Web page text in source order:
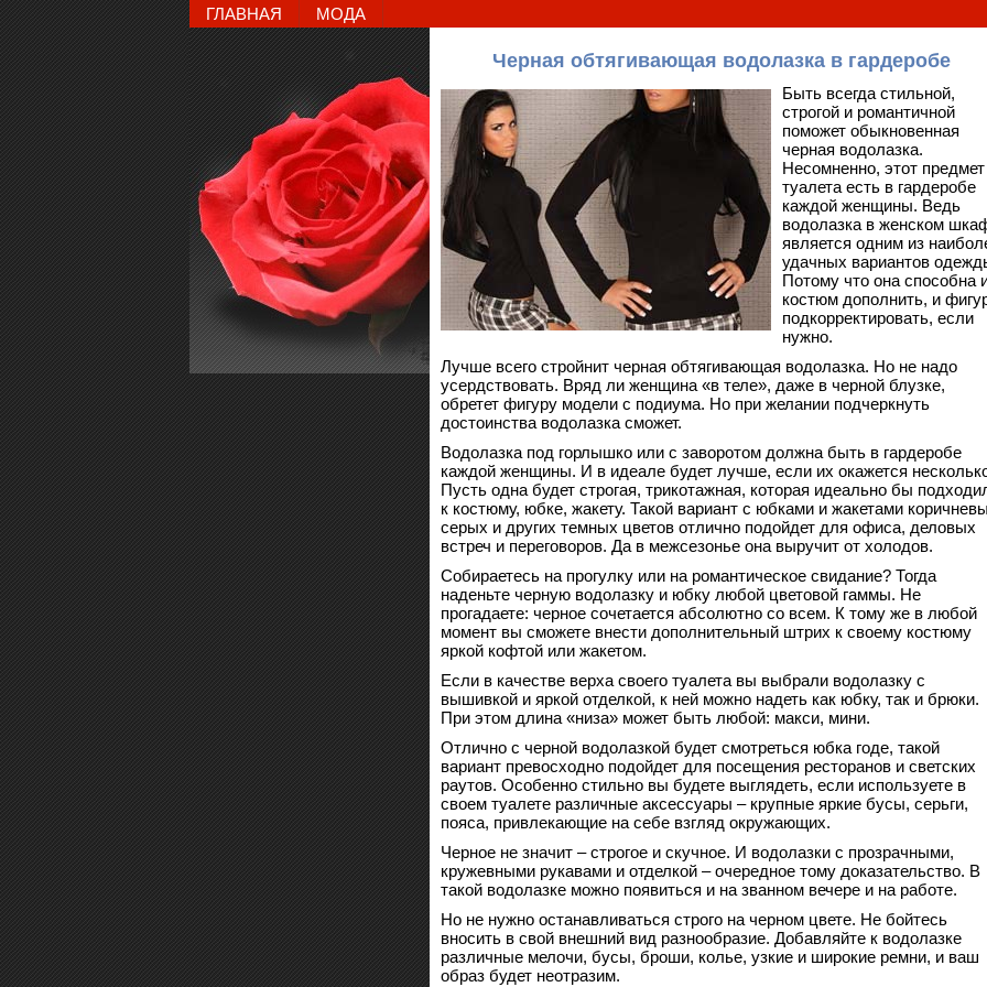
ГЛАВНАЯ МОДА
Черная обтягивающая водолазка в гардеробе
Быть всегда стильной,
строгой и романтичной
поможет обыкновенная
черная водолазка.
Несомненно, этот предмет
туалета есть в гардеробе
каждой женщины. Ведь
водолазка в женском
является одним из
удачных вариантов
Потому что она способна
костюм дополнить, и
подкорректировать, если
нужно.
Лучше всего стройнит черная обтягивающая водолазка. Но не надо
усердствовать. Вряд ли женщина «в теле», даже в черной блузке,
обретет фигуру модели с подиума. Но при желании подчеркнуть
достоинства водолазка сможет.
Водолазка под горлышко или с заворотом должна быть в гардеробе
каждой женщины. И в идеале будет лучше, если их окажется
Пусть одна будет строгая, трикотажная, которая идеально бы
к костюму, юбке, жакету. Такой вариант с юбками и жакетами
серых и других темных цветов отлично подойдет для офиса, деловых
встреч и переговоров. Да в межсезонье она выручит от холодов.
Собираетесь на прогулку или на романтическое свидание? Тогда
наденьте черную водолазку и юбку любой цветовой гаммы. Не
прогадаете: черное сочетается абсолютно со всем. К тому же в любой
момент вы сможете внести дополнительный штрих к своему костюму
яркой кофтой или жакетом.
Если в качестве верха своего туалета вы выбрали водолазку с
вышивкой и яркой отделкой, к ней можно надеть как юбку, так и брюки.
При этом длина «низа» может быть любой: макси, мини.
Отлично с черной водолазкой будет смотреться юбка годе, такой
вариант превосходно подойдет для посещения ресторанов и светских
раутов. Особенно стильно вы будете выглядеть, если используете в
своем туалете различные аксессуары – крупные яркие бусы, серьги,
пояса, привлекающие на себе взгляд окружающих.
Черное не значит – строгое и скучное. И водолазки с прозрачными,
кружевными рукавами и отделкой – очередное тому доказательство. В
такой водолазке можно появиться и на званном вечере и на работе.
Но не нужно останавливаться строго на черном цвете. Не бойтесь
вносить в свой внешний вид разнообразие. Добавляйте к водолазке
различные мелочи, бусы, броши, колье, узкие и широкие ремни, и ваш
образ будет неотразим.